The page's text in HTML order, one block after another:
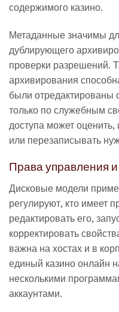
содержимого казино.
Метаданные значимы
дублирующего
проверки разрешений.
архивирования
были отредактированы
только по служебным
доступа может оценить,
или перезаписывать
Права управления
Дисковые модели
регулируют, кто имеет
редактировать его,
корректировать
важна на хостах и в
единый казино онлайн
несколькими
аккаунтами.